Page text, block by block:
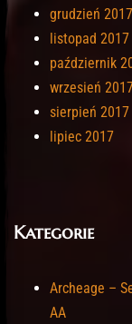
grudzień 2017
listopad 2017
październik
wrzesień
sierpień 2017
lipiec 2017
Kategorie
Archeage –
AA